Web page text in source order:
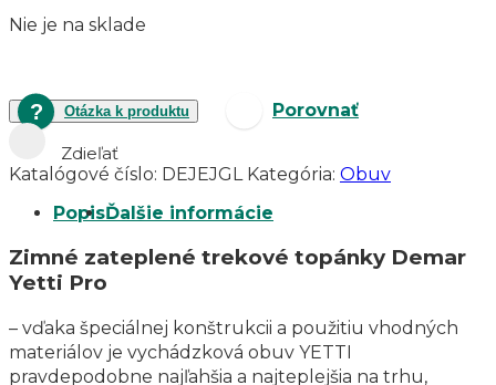
Nie je na sklade
Otázka k produktu Porovnať
Zdieľať
Katalógové číslo: DEJEJGL Kategória: Obuv
PopisĎalšie informácie
Zimné zateplené trekové topánky Demar
Yetti Pro
– vďaka špeciálnej konštrukcii a použitiu vhodných
materiálov je vychádzková obuv YETTI
pravdepodobne najľahšia a najteplejšia na trhu,